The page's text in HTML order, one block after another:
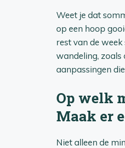
Weet je dat
op een hoop
rest van de
wandeling, zoals
aanpassingen
Op welk
Maak er
Niet alleen de